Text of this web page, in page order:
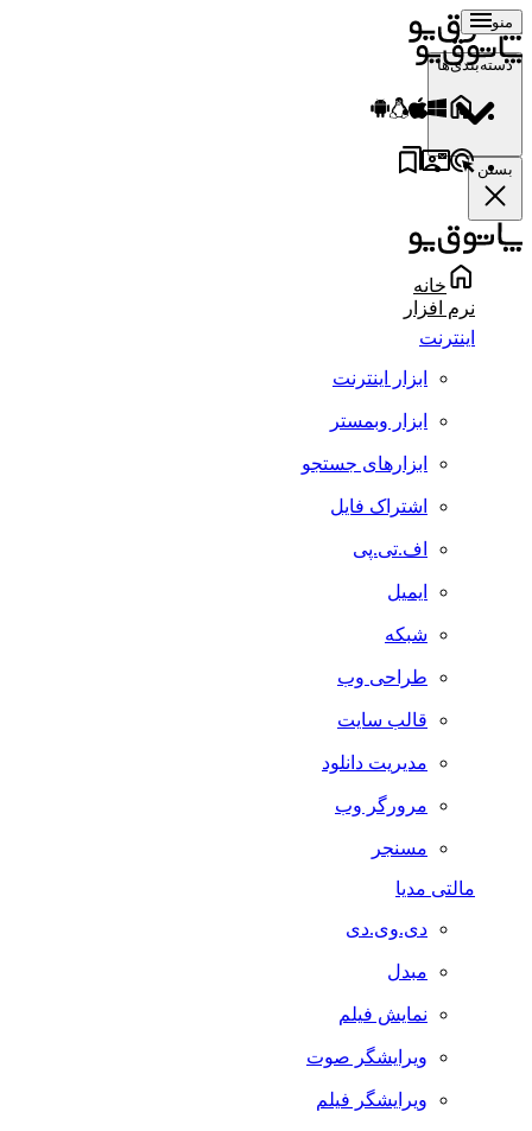
منو
دسته‌بندی‌ها
بستن
خانه
نرم افزار
اینترنت
ابزار اینترنت
ابزار وبمستر
ابزارهای جستجو
اشتراک فایل
اف.تی.پی
ایمیل
شبکه
طراحی وب
قالب سایت
مدیریت دانلود
مرورگر وب
مسنجر
مالتی مدیا
دی.وی.دی
مبدل
نمایش فیلم
ویرایشگر صوت
ویرایشگر فیلم